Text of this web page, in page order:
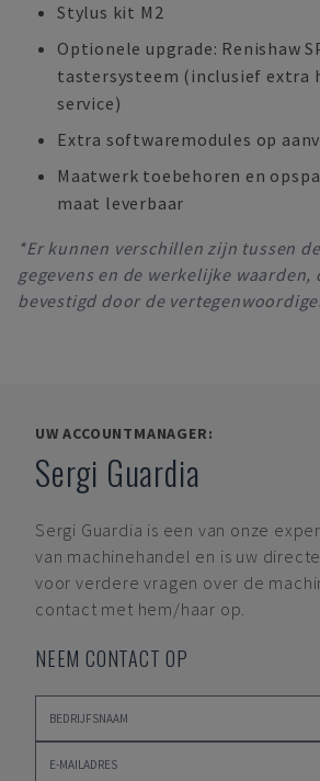
Stylus kit M2
Optionele upgrade: Renishaw
tastersysteem (inclusief extra
service)
Extra softwaremodules op
Maatwerk toebehoren en
maat leverbaar
*Er kunnen verschillen zijn tussen
gegevens en de werkelijke
bevestigd door de
UW ACCOUNTMANAGER:
Sergi Guardia
Sergi Guardia is een van onze
van machinehandel en is uw
voor verdere vragen over de
contact met hem/haar op.
NEEM CONTACT OP